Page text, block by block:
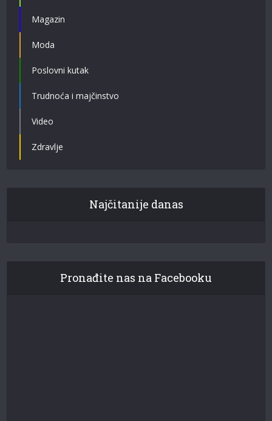
Magazin
Moda
Poslovni kutak
Trudnoća i majčinstvo
Video
Zdravlje
Najčitanije danas
Pronađite nas na Facebooku